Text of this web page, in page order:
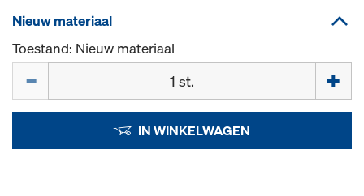
Nieuw materiaal
Toestand: Nieuw materiaal
IN WINKELWAGEN